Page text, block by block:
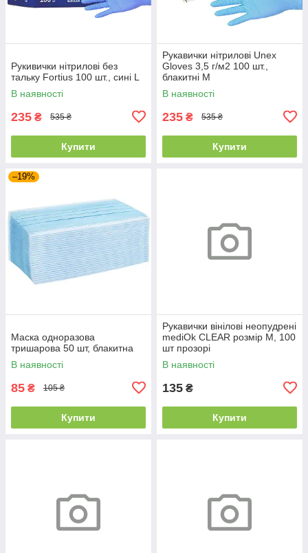
Рукивички нітрилові без
тальку Fortius 100 шт., сині L
В наявності
235 ₴ 535 ₴
Купити
Рукавички нітрилові Unex
Gloves 3,5 г/м2 100 шт.,
блакитні M
В наявності
235 ₴ 535 ₴
Купити
–19%
Маска одноразова
тришарова 50 шт, блакитна
В наявності
85 ₴ 105 ₴
Купити
Рукавички вінілові неопудрені
mediOk CLEAR розмір M, 100
шт прозорі
В наявності
135 ₴
Купити